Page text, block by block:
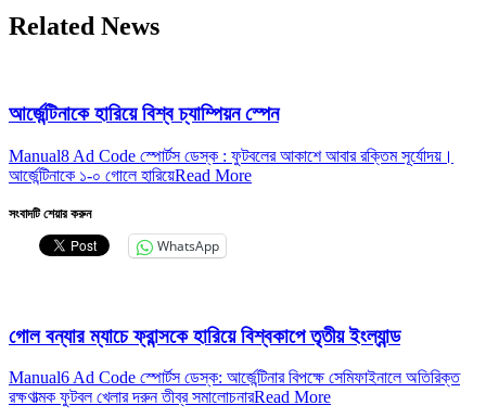
Related News
আর্জেন্টিনাকে হারিয়ে বিশ্ব চ্যাম্পিয়ন স্পেন
Manual8 Ad Code স্পোর্টস ডেস্ক : ফুটবলের আকাশে আবার রক্তিম সূর্যোদয়।
আর্জেন্টিনাকে ১-০ গোলে হারিয়েRead More
সংবাদটি শেয়ার করুন
WhatsApp
গোল বন্যার ম্যাচে ফ্রান্সকে হারিয়ে বিশ্বকাপে তৃতীয় ইংল্যান্ড
Manual6 Ad Code স্পোর্টস ডেস্ক: আর্জেন্টিনার বিপক্ষে সেমিফাইনালে অতিরিক্ত
রক্ষণাত্মক ফুটবল খেলার দরুন তীব্র সমালোচনারRead More